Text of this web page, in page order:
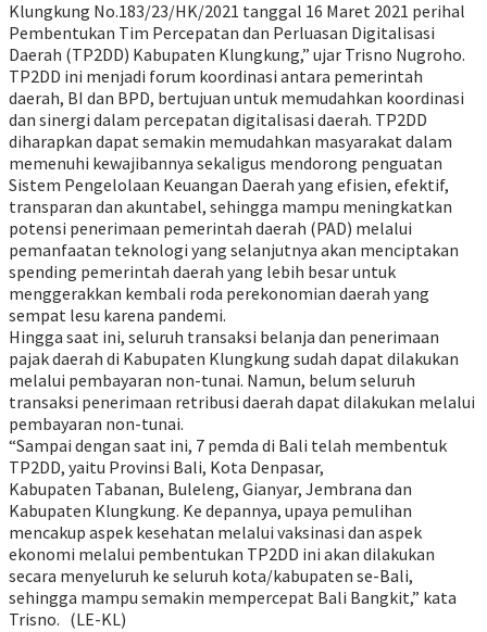
Klungkung No.183/23/HK/2021 tanggal 16 Maret 2021 perihal
Pembentukan Tim Percepatan dan Perluasan Digitalisasi
Daerah (TP2DD) Kabupaten Klungkung,” ujar Trisno Nugroho.
TP2DD ini menjadi forum koordinasi antara pemerintah
daerah, BI dan BPD, bertujuan untuk memudahkan koordinasi
dan sinergi dalam percepatan digitalisasi daerah. TP2DD
diharapkan dapatsemakin memudahkan masyarakatdalam
memenuhi kewajibannya sekaligus mendorong penguatan
Sistem Pengelolaan Keuangan Daerah yang efisien, efektif,
transparan dan akuntabel, sehingga mampu meningkatkan
potensi penerimaan pemerintah daerah (PAD) melalui
pemanfaatan teknologi yang selanjutnya akan menciptakan
spending pemerintah daerah yang lebih besaruntuk
menggerakkan kembali roda perekonomian daerah yang
sempat lesu karena pandemi.
Hingga saat ini, seluruh transaksi belanja dan penerimaan
pajak daerah di Kabupaten Klungkung sudah dapat dilakukan
melalui pembayaran non-tunai. Namun, belum seluruh
transaksi penerimaan retribusi daerah dapat dilakukan melalui
pembayaran non-tunai.
“Sampai dengan saat ini, 7 pemda di Bali telah membentuk
TP2DD, yaitu Provinsi Bali, Kota Denpasar,
Kabupaten Tabanan, Buleleng, Gianyar, Jembrana dan
Kabupaten Klungkung. Ke depannya, upaya pemulihan
mencakup aspek kesehatan melalui vaksinasi dan aspek
ekonomi melalui pembentukan TP2DD ini akan dilakukan
secara menyeluruh ke seluruh kota/kabupaten se-Bali,
sehingga mampu semakin mempercepat Bali Bangkit,” kata
Trisno. (LE-KL)